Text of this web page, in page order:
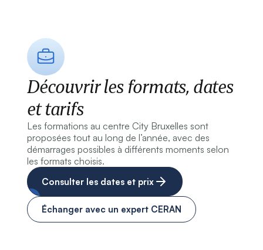
Découvrir les formats, dates
et tarifs
Les formations au centre City Bruxelles sont
proposées tout au long de l’année, avec des
démarrages possibles à différents moments selon
les formats choisis.
Consulter les dates et prix
Échanger avec un expert CERAN